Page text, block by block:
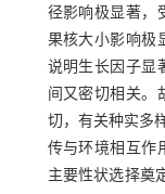
径影响极显著，
果核大小影响极
说明生长因子显
间又密切相关。
切，有关种实多
传与环境相互作
主要性状选择奠